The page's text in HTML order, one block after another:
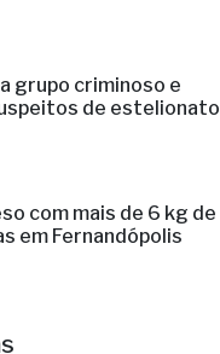
grupo criminoso e
de estelionato
com mais de 6 kg de
em Fernandópolis